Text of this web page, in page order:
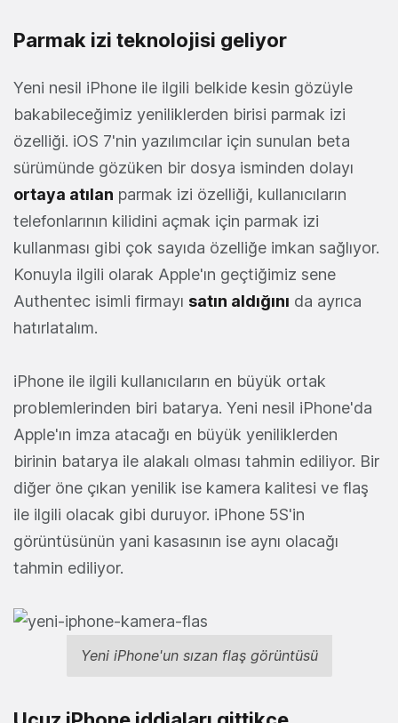
Parmak izi teknolojisi geliyor
Yeni nesil iPhone ile ilgili belkide kesin gözüyle
bakabileceğimiz yeniliklerden birisi parmak izi
özelliği. iOS 7'nin yazılımcılar için sunulan beta
sürümünde gözüken bir dosya isminden dolayı
ortaya atılan parmak izi özelliği, kullanıcıların
telefonlarının kilidini açmak için parmak izi
kullanması gibi çok sayıda özelliğe imkan sağlıyor.
Konuyla ilgili olarak Apple'ın geçtiğimiz sene
Authentec isimli firmayı satın aldığını da ayrıca
hatırlatalım.
iPhone ile ilgili kullanıcıların en büyük ortak
problemlerinden biri batarya. Yeni nesil iPhone'da
Apple'ın imza atacağı en büyük yeniliklerden
birinin batarya ile alakalı olması tahmin ediliyor. Bir
diğer öne çıkan yenilik ise kamera kalitesi ve flaş
ile ilgili olacak gibi duruyor. iPhone 5S'in
görüntüsünün yani kasasının ise aynı olacağı
tahmin ediliyor.
Yeni iPhone'un sızan flaş görüntüsü